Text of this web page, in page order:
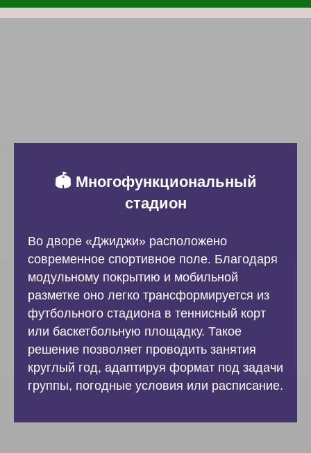
🏟️ Многофункциональный
стадион
Во дворе «Джиджи» расположено
современное спортивное поле. Благодаря
модульному покрытию и мобильной
разметке оно легко трансформируется из
футбольного стадиона в теннисный корт
или баскетбольную площадку. Такое
решение позволяет проводить занятия
круглый год, адаптируя формат под задачи
группы, погодные условия или расписание.